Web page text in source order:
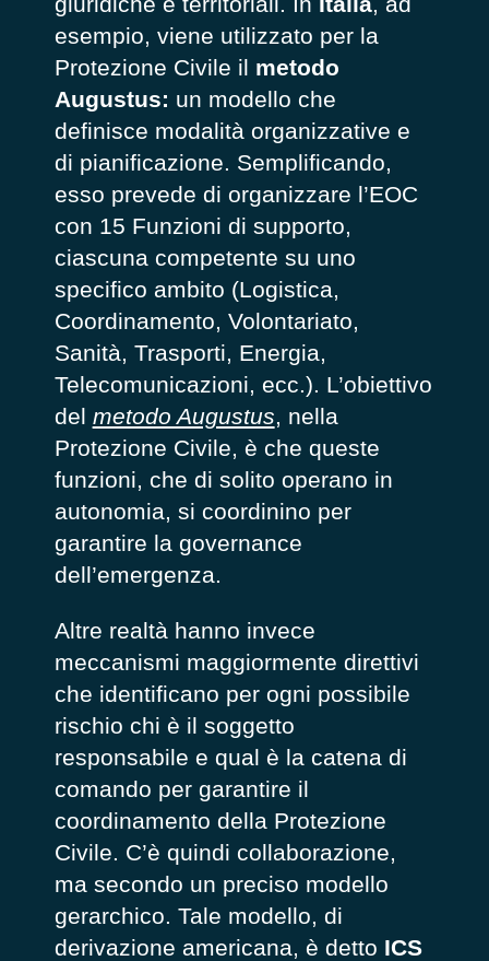
esempio, viene utilizzato per la
Protezione Civile il metodo
Augustus: un modello che
definisce modalità organizzative e
di pianificazione. Semplificando,
esso prevede di organizzare l’EOC
con 15 Funzioni di supporto,
ciascuna competente su uno
specifico ambito (Logistica,
Coordinamento, Volontariato,
Sanità, Trasporti, Energia,
Telecomunicazioni, ecc.). L’obiettivo
del metodo Augustus
nella
Protezione Civile, è che queste
funzioni, che di solito operano in
autonomia, si coordinino per
garantire la governance
dell’emergenza.
Altre realtà hanno invece
meccanismi maggiormente direttivi
che identificano per ogni possibile
rischio chi è il soggetto
responsabile e qual è la catena di
comando per garantire il
coordinamento della Protezione
Civile. C’è quindi collaborazione,
ma secondo un preciso modello
gerarchico. Tale modello, di
derivazione americana, è detto ICS